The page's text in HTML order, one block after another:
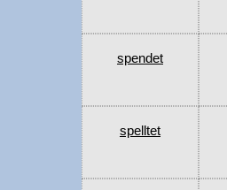
spendet
spelltet